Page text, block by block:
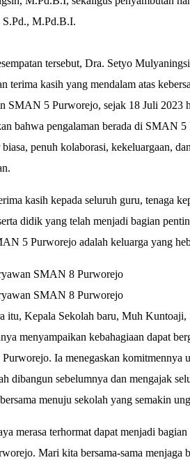
M.Pd.B.I.
tersebut, Dra. Setyo
terima kasih yang mendalam atas
SMAN 5 Purworejo, sejak 18 Juli 2023
bahwa pengalaman berada di SMAN
penuh kolaborasi, kekeluargaan,
kasih kepada seluruh guru, tenaga
didik yang telah menjadi bagian
5 Purworejo adalah keluarga yang
SMAN 8 Purworejo
SMAN 8 Purworejo
itu, Kepala Sekolah baru, Muh
menyampaikan kebahagiaan dapat
Ia menegaskan komitmennya
dibangun sebelumnya dan mengajak
menuju sekolah yang semakin
merasa terhormat dapat menjadi
Mari kita bersama-sama menjaga